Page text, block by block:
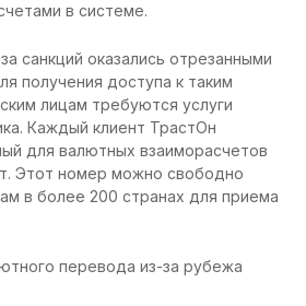
в системе.
санкций оказались отрезанными
получения доступа к таким
лицам требуются услуги
Каждый клиент ТрастОн
для валютных взаиморасчетов
Этот номер можно свободно
в более 200 странах для приема
перевода из-за рубежа